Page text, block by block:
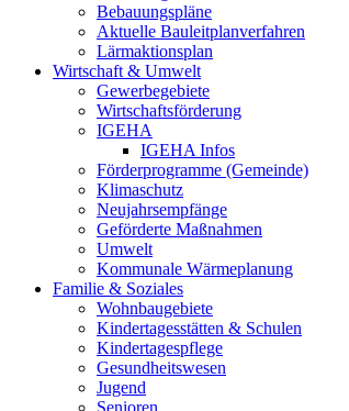
Bebauungspläne
Aktuelle Bauleitplanverfahren
Lärmaktionsplan
Wirtschaft & Umwelt
Gewerbegebiete
Wirtschaftsförderung
IGEHA
IGEHA Infos
Förderprogramme (Gemeinde)
Klimaschutz
Neujahrsempfänge
Geförderte Maßnahmen
Umwelt
Kommunale Wärmeplanung
Familie & Soziales
Wohnbaugebiete
Kindertagesstätten & Schulen
Kindertagespflege
Gesundheitswesen
Jugend
Senioren